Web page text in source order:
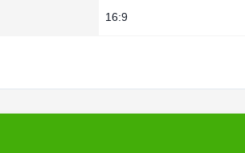
16:9